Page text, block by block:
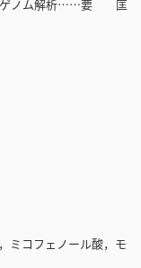
ゲノム解析……要 匡
ミコフェノール酸，モ